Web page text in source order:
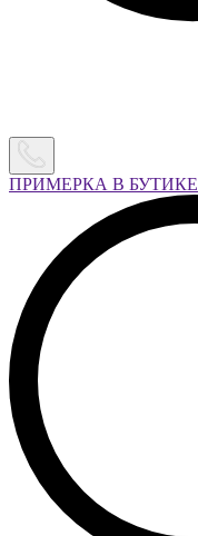
ПРИМЕРКА В БУТИКЕ